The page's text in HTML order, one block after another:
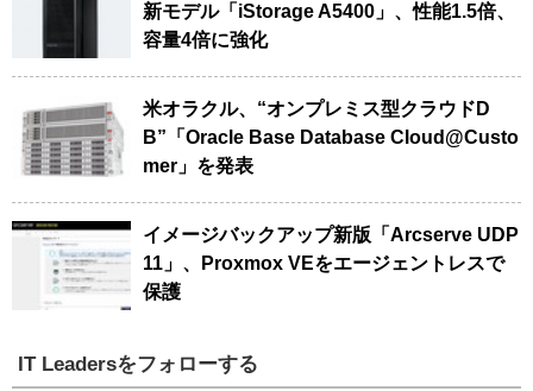
新モデル「iStorage A5400」、性能1.5倍、
容量4倍に強化
米オラクル、“オンプレミス型クラウドD
B”「Oracle Base Database Cloud@Custo
mer」を発表
イメージバックアップ新版「Arcserve UDP
11」、Proxmox VEをエージェントレスで
保護
IT Leadersをフォローする